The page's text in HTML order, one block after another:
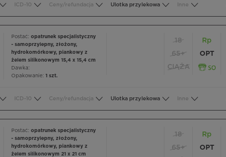
ICD-10 Ceny/refundacja Ulotka przylekowa Inne
Postać: opatrunek specjalistyczny
- samoprzylepny, złożony,
hydrokomórkowy, piankowy z
żelem silikonowym 15,4 x 15,4 cm
Dawka:
Opakowanie: 1 szt.
18
65+
CIĄŻA
Rp
OPT
ICD-10 Ceny/refundacja Ulotka przylekowa Inne
Postać: opatrunek specjalistyczny
- samoprzylepny, złożony,
hydrokomórkowy, piankowy z
żelem silikonowym 21 x 21 cm
18
65+
Rp
OPT